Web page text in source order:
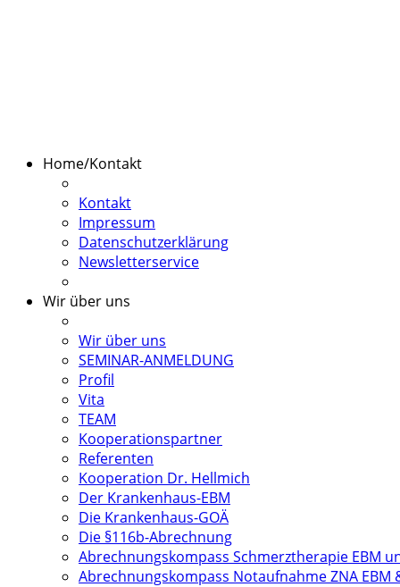
Home/Kontakt
Kontakt
Impressum
Datenschutzerklärung
Newsletterservice
Wir über uns
Wir über uns
SEMINAR-ANMELDUNG
Profil
Vita
TEAM
Kooperationspartner
Referenten
Kooperation Dr. Hellmich
Der Krankenhaus-EBM
Die Krankenhaus-GOÄ
Die §116b-Abrechnung
Abrechnungskompass Schmerztherapie EBM
Abrechnungskompass Notaufnahme ZNA EBM